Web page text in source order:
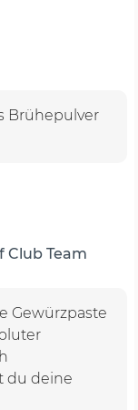
Brühepulver
Club Team
Gewürzpaste
du deine